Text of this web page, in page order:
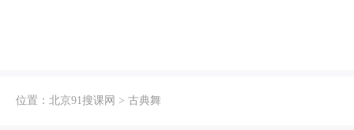
位置：北京91搜课网 >古典舞